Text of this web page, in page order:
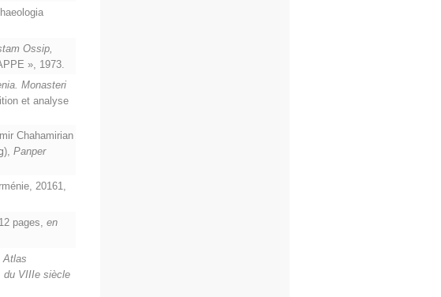
Ossip,
», 1973.
Monasteri
et analyse
Chahamirian
Panper
20161,
pages, en
Atlas
du VIIIe siècle